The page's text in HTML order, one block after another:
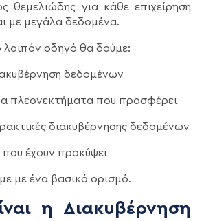
θεμελιώδης για κάθε επιχείρηση
με μεγάλα δεδομένα.
λοιπόν οδηγό θα δούμε:
δεδομένων
πλεονεκτήματα που προσφέρει
διακυβέρνησης δεδομένων
έχουν προκύψει
με ένα βασικό ορισμό.
η Διακυβέρνηση